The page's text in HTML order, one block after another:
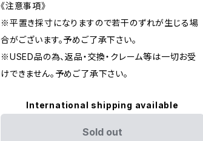
《注意事項》
※平置き採寸になりますので若干のずれが生じる場
合がございます。予めご了承下さい。
※USED品の為、返品・交換・クレーム等は一切お受
けできません。予めご了承下さい。
International shipping available
Sold out